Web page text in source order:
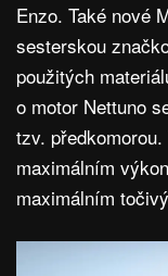
Enzo. Také nové
sesterskou
použitých
o motor Nettuno
tzv.
maximálním
maximálním